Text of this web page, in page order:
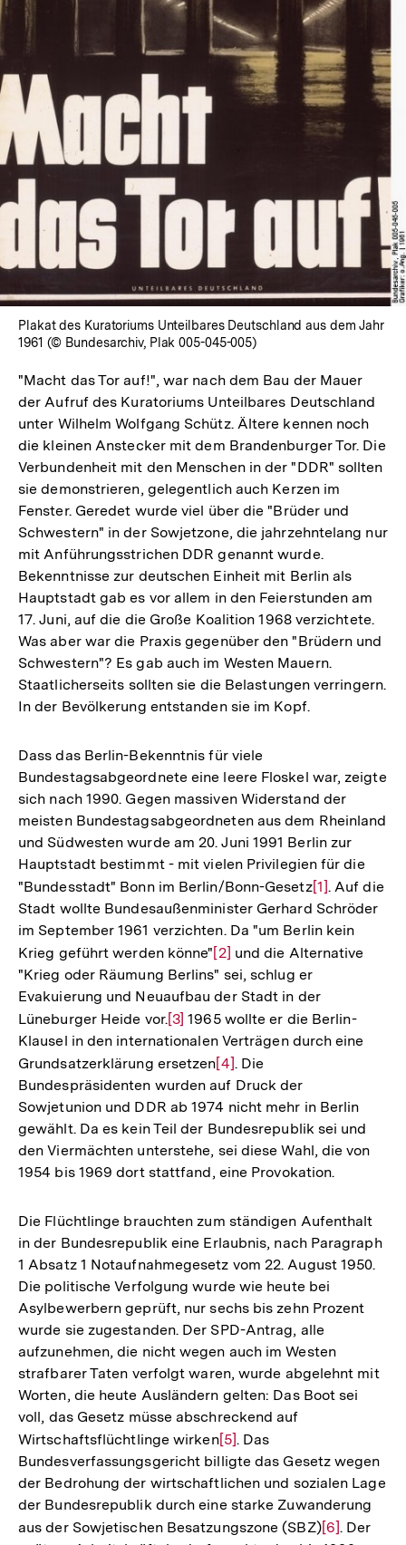
In
Lightbox
öffnen
Plakat des Kuratoriums Unteilbares Deutschland aus dem Jahr
1961 (© Bundesarchiv, Plak 005-045-005)
"Macht das Tor auf!", war nach dem Bau der Mauer
der Aufruf des Kuratoriums Unteilbares Deutschland
unter Wilhelm Wolfgang Schütz. Ältere kennen noch
die kleinen Anstecker mit dem Brandenburger Tor. Die
Verbundenheit mit den Menschen in der "DDR" sollten
sie demonstrieren, gelegentlich auch Kerzen im
Fenster. Geredet wurde viel über die "Brüder und
Schwestern" in der Sowjetzone, die jahrzehntelang nur
mit Anführungsstrichen DDR genannt wurde.
Bekenntnisse zur deutschen Einheit mit Berlin als
Hauptstadt gab es vor allem in den Feierstunden am
17. Juni, auf die die Große Koalition 1968 verzichtete.
Was aber war die Praxis gegenüber den "Brüdern und
Schwestern"? Es gab auch im Westen Mauern.
Staatlicherseits sollten sie die Belastungen verringern.
In der Bevölkerung entstanden sie im Kopf.
Dass das Berlin-Bekenntnis für viele
Bundestagsabgeordnete eine leere Floskel war, zeigte
sich nach 1990. Gegen massiven Widerstand der
meisten Bundestagsabgeordneten aus dem Rheinland
und Südwesten wurde am 20. Juni 1991 Berlin zur
Hauptstadt bestimmt - mit vielen Privilegien für die
"Bundesstadt" Bonn im Berlin/Bonn-GesetzZur
Auflösung
der
Fußnote
[1]. Auf die
Stadt wollte Bundesaußenminister Gerhard Schröder
im September 1961 verzichten. Da "um Berlin kein
Krieg geführt werden könne"Zur
Auflösung
der
Fußnote
[2] und die Alternative
"Krieg oder Räumung Berlins" sei, schlug er
Evakuierung und Neuaufbau der Stadt in der
Lüneburger Heide vor.Zur
Auflösung
der
Fußnote
[3] 1965 wollte er die Berlin-
Klausel in den internationalen Verträgen durch eine
Grundsatzerklärung ersetzenZur
Auflösung
der
Fußnote
[4]. Die
Bundespräsidenten wurden auf Druck der
Sowjetunion und DDR ab 1974 nicht mehr in Berlin
gewählt. Da es kein Teil der Bundesrepublik sei und
den Viermächten unterstehe, sei diese Wahl, die von
1954 bis 1969 dort stattfand, eine Provokation.
Die Flüchtlinge brauchten zum ständigen Aufenthalt
in der Bundesrepublik eine Erlaubnis, nach Paragraph
1 Absatz 1 Notaufnahmegesetz vom 22. August 1950.
Die politische Verfolgung wurde wie heute bei
Asylbewerbern geprüft, nur sechs bis zehn Prozent
wurde sie zugestanden. Der SPD-Antrag, alle
aufzunehmen, die nicht wegen auch im Westen
strafbarer Taten verfolgt waren, wurde abgelehnt mit
Worten, die heute Ausländern gelten: Das Boot sei
voll, das Gesetz müsse abschreckend auf
Wirtschaftsflüchtlinge wirkenZur
Auflösung
der
Fußnote
[5]. Das
Bundesverfassungsgericht billigte das Gesetz wegen
der Bedrohung der wirtschaftlichen und sozialen Lage
der Bundesrepublik durch eine starke Zuwanderung
aus der Sowjetischen Besatzungszone (SBZ)Zur
[6]. Der